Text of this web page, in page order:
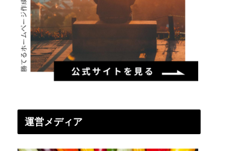
運営メディア